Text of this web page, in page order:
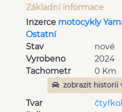
Základní informace
Inzerce motocykly
Ostatní
Stav
nové
Vyrobeno
2024
Tachometr
0 Km
zobrazit historii
Tvar